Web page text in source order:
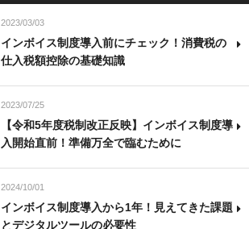
2023/03/03
インボイス制度導入前にチェック！消費税の
仕入税額控除の基礎知識
2023/07/25
【令和5年度税制改正反映】インボイス制度導
入開始直前！準備万全で臨むために
2024/10/01
インボイス制度導入から1年！見えてきた課題
とデジタルツールの必要性